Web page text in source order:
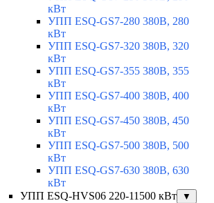
кВт
УПП ESQ-GS7-280 380В, 280
кВт
УПП ESQ-GS7-320 380В, 320
кВт
УПП ESQ-GS7-355 380В, 355
кВт
УПП ESQ-GS7-400 380В, 400
кВт
УПП ESQ-GS7-450 380В, 450
кВт
УПП ESQ-GS7-500 380В, 500
кВт
УПП ESQ-GS7-630 380В, 630
кВт
УПП ESQ-HVS06 220-11500 кВт
▼